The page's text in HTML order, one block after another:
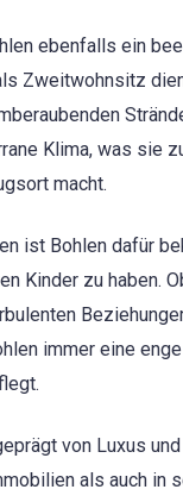
ebenfalls ein
Zweitwohnsitz
Klima, was sie
macht.
ist Bohlen dafür
Kinder zu haben.
immer eine
von Luxus
als auch in